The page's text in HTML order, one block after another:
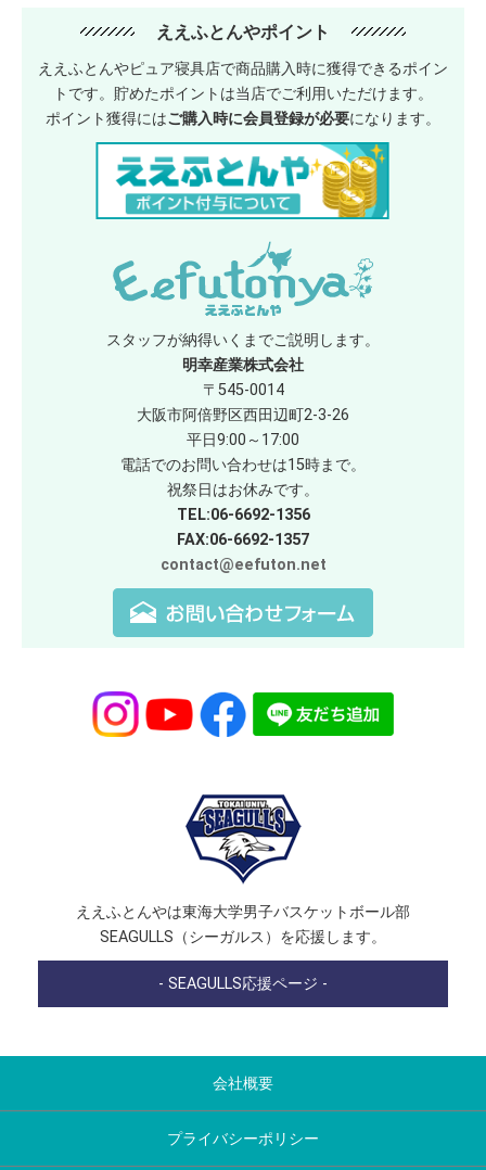
ええふとんやポイント
ええふとんやピュア寝具店で商品購入時に獲得できるポイン
トです。貯めたポイントは当店でご利用いただけます。
ポイント獲得にはご購入時に会員登録が必要になります。
スタッフが納得いくまでご説明します。
明幸産業株式会社
〒545-0014
大阪市阿倍野区西田辺町2-3-26
平日9:00～17:00
電話でのお問い合わせは15時まで。
祝祭日はお休みです。
TEL:06-6692-1356
FAX:06-6692-1357
contact@eefuton.net
ええふとんやは東海大学男子バスケットボール部
SEAGULLS（シーガルス）を応援します。
- SEAGULLS応援ページ -
会社概要
プライバシーポリシー